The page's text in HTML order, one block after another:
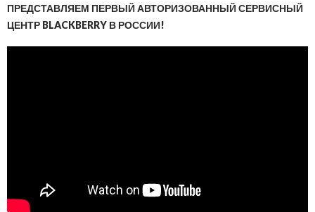
ПРЕДСТАВЛЯЕМ ПЕРВЫЙ АВТОРИЗОВАННЫЙ СЕРВИСНЫЙ
ЦЕНТР BLACKBERRY В РОССИИ!